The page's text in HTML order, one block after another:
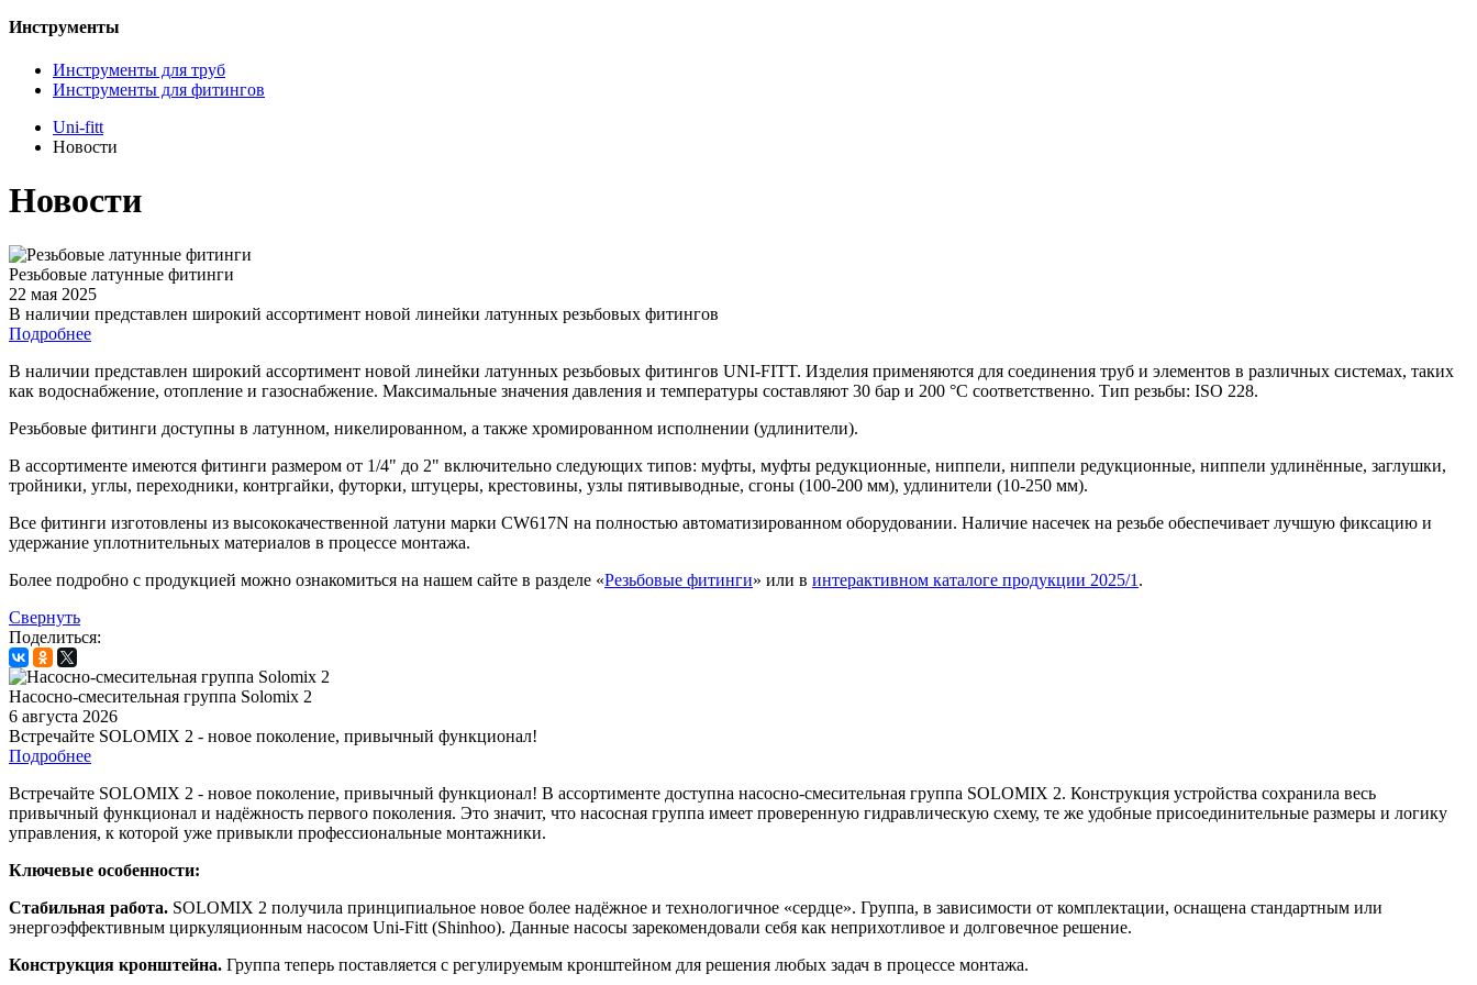
Инструменты
Инструменты для труб
Инструменты для фитингов
Uni-fitt
Новости
Новости
Резьбовые латунные фитинги
22 мая 2025
В наличии представлен широкий ассортимент новой линейки латунных резьбовых фитингов
Подробнее
В наличии представлен широкий ассортимент новой линейки латунных резьбовых фитингов UNI-FITT. Изделия применяются для соединения труб и элементов в различных системах, таких
как водоснабжение, отопление и газоснабжение. Максимальные значения давления и температуры составляют 30 бар и 200 °С соответственно. Тип резьбы: ISO 228.
Резьбовые фитинги доступны в латунном, никелированном, а также хромированном исполнении (удлинители).
В ассортименте имеются фитинги размером от 1/4" до 2" включительно следующих типов: муфты, муфты редукционные, ниппели, ниппели редукционные, ниппели удлинённые, заглушки,
тройники, углы, переходники, контргайки, футорки, штуцеры, крестовины, узлы пятивыводные, сгоны (100-200 мм), удлинители (10-250 мм).
Все фитинги изготовлены из высококачественной латуни марки CW617N на полностью автоматизированном оборудовании. Наличие насечек на резьбе обеспечивает лучшую фиксацию и
удержание уплотнительных материалов в процессе монтажа.
Более подробно с продукцией можно ознакомиться на нашем сайте в разделе «Резьбовые фитинги» или в интерактивном каталоге продукции 2025/1 .
Свернуть
Поделиться:
Насосно-смесительная группа Solomix 2
6 августа 2026
Встречайте SOLOMIX 2 - новое поколение, привычный функционал!
Подробнее
Встречайте SOLOMIX 2 - новое поколение, привычный функционал! В ассортименте доступна насосно-смесительная группа SOLOMIX 2. Конструкция устройства сохранила весь
привычный функционал и надёжность первого поколения. Это значит, что насосная группа имеет проверенную гидравлическую схему, те же удобные присоединительные размеры и логику
управления, к которой уже привыкли профессиональные монтажники.
Ключевые особенности:
Стабильная работа. SOLOMIX 2 получила принципиальное новое более надёжное и технологичное «сердце». Группа, в зависимости от комплектации, оснащена стандартным или
энергоэффективным циркуляционным насосом Uni-Fitt (Shinhoo). Данные насосы зарекомендовали себя как неприхотливое и долговечное решение.
Конструкция кронштейна. Группа теперь поставляется с регулируемым кронштейном для решения любых задач в процессе монтажа.